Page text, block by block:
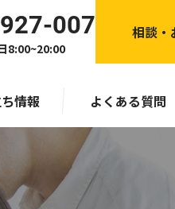
007
8:00~20:00
相談・
情報 よくある質問